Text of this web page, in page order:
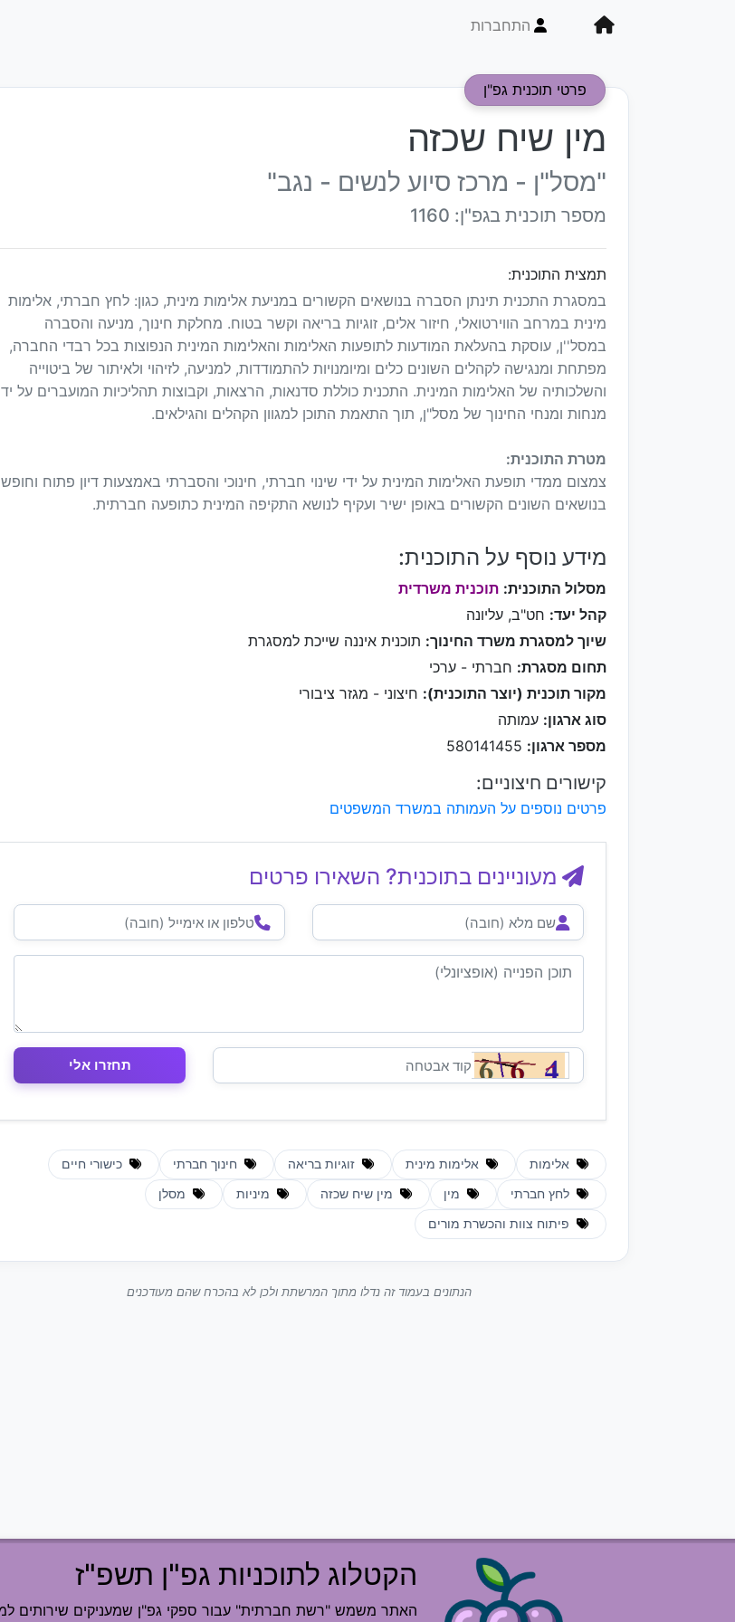
התחברות
פרטי תוכנית גפ"ן
מין שיח שכזה
"מסל"ן - מרכז סיוע לנשים - נגב"
מספר תוכנית בגפ"ן: 1160
תמצית התוכנית:
במסגרת התכנית תינתן הסברה בנושאים הקשורים במניעת אלימות מינית, כגון: לחץ חברתי, אלימות
מינית במרחב הווירטואלי, חיזור אלים, זוגיות בריאה וקשר בטוח. מחלקת חינוך, מניעה והסברה
במסל''ן, עוסקת בהעלאת המודעות לתופעות האלימות והאלימות המינית הנפוצות בכל רבדי החברה,
מפתחת ומנגישה לקהלים השונים כלים ומיומנויות להתמודדות, למניעה, לזיהוי ולאיתור של ביטוייה
והשלכותיה של האלימות המינית. התכנית כוללת סדנאות, הרצאות, וקבוצות תהליכיות המועברים על
מנחות ומנחי החינוך של מסל"ן, תוך התאמת התוכן למגוון הקהלים והגילאים.
מטרת התוכנית:
צמצום ממדי תופעת האלימות המינית על ידי שינוי חברתי, חינוכי והסברתי באמצעות דיון פתוח
בנושאים השונים הקשורים באופן ישיר ועקיף לנושא התקיפה המינית כתופעה חברתית.
מידע נוסף על התוכנית:
מסלול התוכנית: תוכנית משרדית
קהל יעד: חט"ב, עליונה
שיוך למסגרת משרד החינוך: תוכנית איננה שייכת למסגרת
תחום מסגרת: חברתי - ערכי
מקור תוכנית (יוצר התוכנית): חיצוני - מגזר ציבורי
סוג ארגון: עמותה
מספר ארגון:
קישורים חיצוניים:
פרטים נוספים על העמותה במשרד המשפטים
מעוניינים בתוכנית? השאירו פרטים
אלימות אלימות מינית זוגיות בריאה חינוך חברתי כישורי חיים
לחץ חברתי מין מין שיח שכזה מיניות מסלן
פיתוח צוות והכשרת מורים
הנתונים בעמוד זה נדלו מתוך המרשתת ולכן לא בהכרח שהם מעודכנים
הקטלוג לתוכניות גפ"ן תשפ"ז
האתר משמש "רשת חברתית" עבור ספקי גפ"ן שמעניקים שירותים